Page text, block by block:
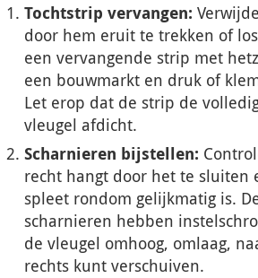
Tochtstrip vervangen:
door hem eruit te trekken of
een vervangende strip met
een bouwmarkt en druk of
Let erop dat de strip de
vleugel afdicht.
Scharnieren bijstellen:
recht hangt door het te sluiten
spleet rondom gelijkmatig is.
scharnieren hebben
de vleugel omhoog, omlaag,
rechts kunt verschuiven.